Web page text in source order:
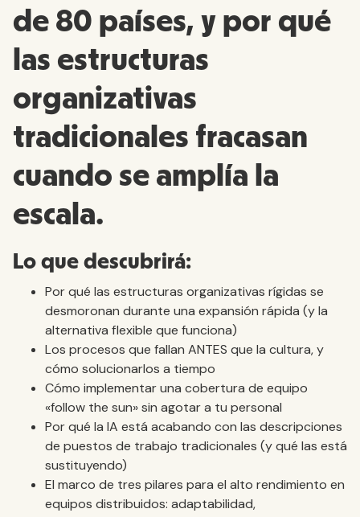
de 80 países, y por qué
las estructuras
organizativas
tradicionales fracasan
cuando se amplía la
escala.
Lo que descubrirá:
Por qué las estructuras organizativas rígidas se
desmoronan durante una expansión rápida (y la
alternativa flexible que funciona)
Los procesos que fallan ANTES que la cultura, y
cómo solucionarlos a tiempo
Cómo implementar una cobertura de equipo
«follow the sun» sin agotar a tu personal
Por qué la IA está acabando con las descripciones
de puestos de trabajo tradicionales (y qué las está
sustituyendo)
El marco de tres pilares para el alto rendimiento en
equipos distribuidos: adaptabilidad,